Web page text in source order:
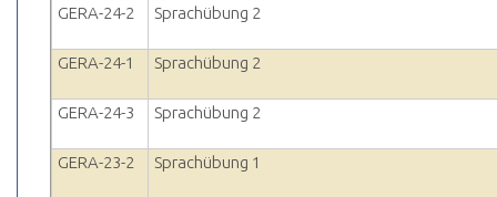
GERA-24-2
Sprachübung 2
GERA-24-1 Sprachübung 2
GERA-24-3 Sprachübung 2
GERA-23-2 Sprachübung 1